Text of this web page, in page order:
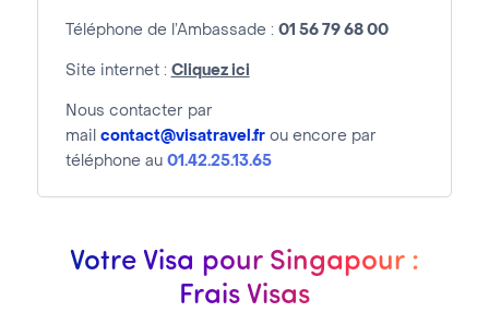
Téléphone de l’Ambassade : 01 56 79 68 00
Site internet : Cliquez ici
Nous contacter par
mail contact@visatravel.frou encore par
téléphone au 01.42.25.13.65
Votre Visa pour Singapour :
Frais Visas